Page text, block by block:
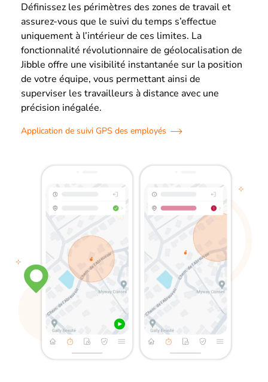
Définissez les périmètres des zones de travail et
assurez-vous que le suivi du temps s’effectue
uniquement à l’intérieur de ces limites. La
fonctionnalité révolutionnaire de géolocalisation de
Jibble offre une visibilité instantanée sur la position
de votre équipe, vous permettant ainsi de
superviser les travailleurs à distance avec une
précision inégalée.
Application de suivi GPS des employés